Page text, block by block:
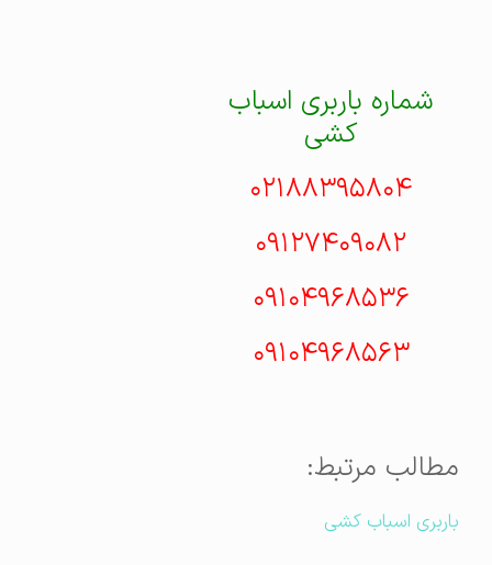
شماره باربری اسباب
کشی
۰۲۱۸۸۳۹۵۸۰۴
۰۹۱۲۷۴۰۹۰۸۲
۰۹۱۰۴۹۶۸۵۳۶
۰۹۱۰۴۹۶۸۵۶۳
مطالب مرتبط:
باربری اسباب کشی